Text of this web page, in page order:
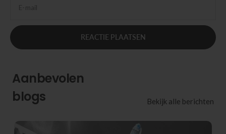
Aanbevolen
blogs
Bekijk alle berichten